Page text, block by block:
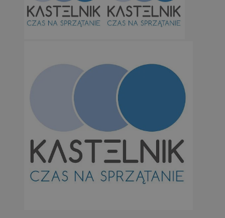
Niezbędne pliki cookie umożliwiają korzystanie z podstawowych
takich jak logowanie użytkownika i zarządzanie kontem. Bez
można prawidłowo korzystać ze strony internetowej.
SessID
orzesze.com.pl
QeSessID orzesze.com.pl
orzesze.com.pl